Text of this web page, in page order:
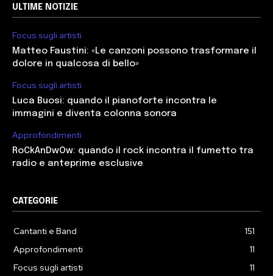
ULTIME NOTIZIE
Focus sugli artisti
Matteo Faustini: «Le canzoni possono trasformare il
dolore in qualcosa di bello»
Focus sugli artisti
Luca Buosi: quando il pianoforte incontra le
immagini e diventa colonna sonora
Approfondimenti
RoCkAnDwOw: quando il rock incontra il fumetto tra
radio e anteprime esclusive
CATEGORIE
Cantanti e Band
151
Approfondimenti
11
Focus sugli artisti
11